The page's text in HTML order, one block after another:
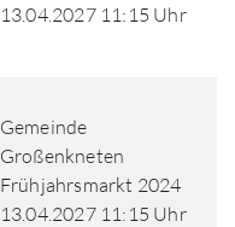
13.04.2027 11:15 Uhr
Gemeinde
Großenkneten
Frühjahrsmarkt 2024
13.04.2027 11:15 Uhr